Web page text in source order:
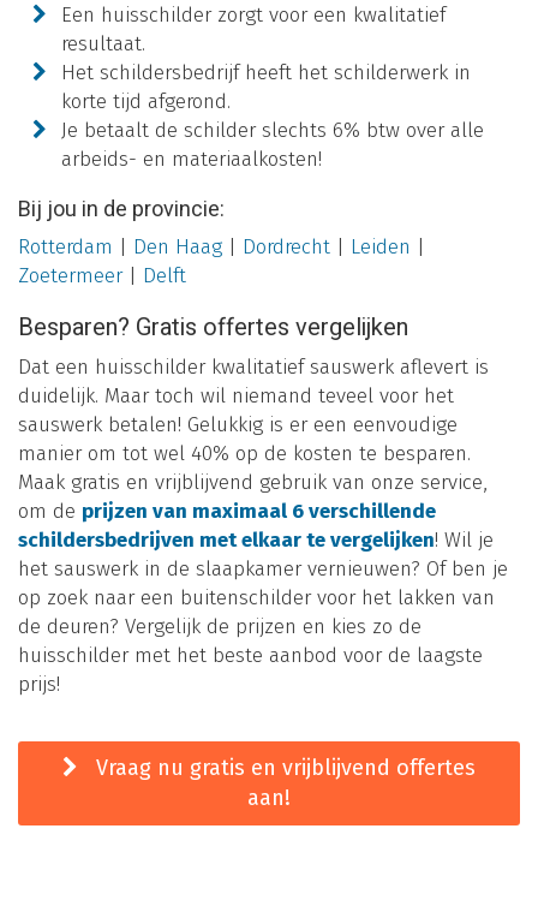
Een huisschilder zorgt voor een kwalitatief
resultaat.
Het schildersbedrijf heeft het schilderwerk in
korte tijd afgerond.
Je betaalt de schilder slechts 6% btw over alle
arbeids- en materiaalkosten!
Bij jou in de provincie:
Rotterdam Den Haag Dordrecht Leiden
Zoetermeer| Delft
Besparen? Gratis offertes vergelijken
Dat een huisschilder kwalitatief sauswerk aflevert is
duidelijk. Maar toch wil niemand teveel voor het
sauswerk betalen! Gelukkig is er een eenvoudige
manier om tot wel 40% op de kosten te besparen.
Maak gratis en vrijblijvend gebruik van onze service,
om de prijzen van maximaal 6 verschillende
schildersbedrijven met elkaar te vergelijken! Wil je
het sauswerk in de slaapkamer vernieuwen? Of ben je
op zoek naar een buitenschilder voor het lakken van
de deuren? Vergelijk de prijzen en kies zo de
huisschilder met het beste aanbod voor de laagste
prijs!
Vraag nu gratis en vrijblijvend offertes
aan!